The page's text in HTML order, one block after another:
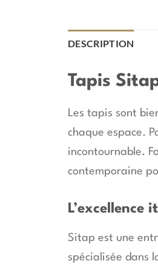
DESCRIPTION
Tapis
Les tapis sont
chaque espace.
incontournable.
contemporaine
L’excellence
Sitap est une
spécialisée dans